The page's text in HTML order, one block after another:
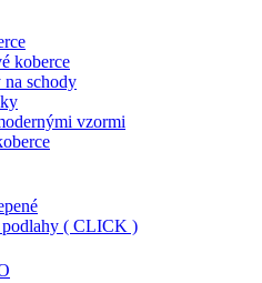
koberce
schody
vzormi
( CLICK )